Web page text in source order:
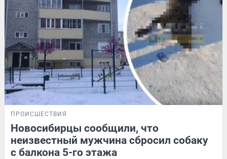
ПРОИСШЕСТВИЯ
Новосибирцы сообщили, что
неизвестный мужчина сбросил собаку
с балкона 5-го этажа